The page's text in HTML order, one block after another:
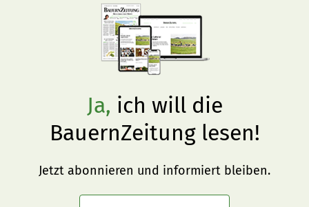
Ja, ich will die
BauernZeitung lesen!
Jetzt abonnieren und informiert bleiben.